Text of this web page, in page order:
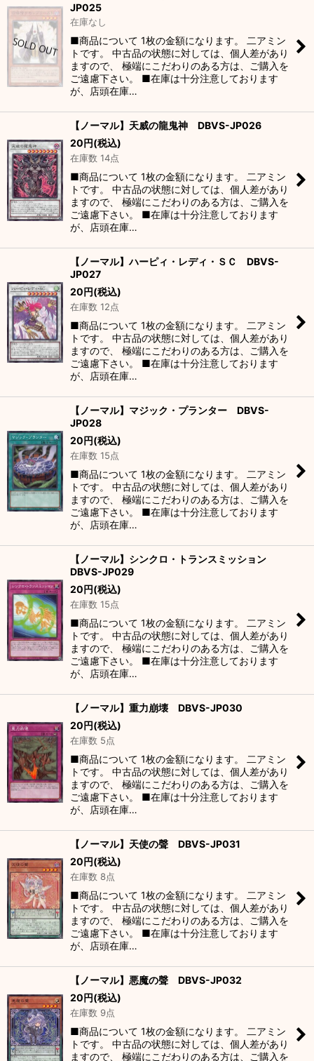
JP025
在庫なし
■商品について 1枚の金額になります。 二アミン
トです。 中古品の状態に対しては、個人差があり
ますので、 極端にこだわりのある方は、ご購入を
ご遠慮下さい。 ■在庫は十分注意しております
が、店頭在庫…
【ノーマル】天威の龍鬼神 DBVS-JP026
20円(税込)
在庫数 14点
■商品について 1枚の金額になります。 二アミン
トです。 中古品の状態に対しては、個人差があり
ますので、 極端にこだわりのある方は、ご購入を
ご遠慮下さい。 ■在庫は十分注意しております
が、店頭在庫…
【ノーマル】ハーピィ・レディ・ＳＣ DBVS-
JP027
20円(税込)
在庫数 12点
■商品について 1枚の金額になります。 二アミン
トです。 中古品の状態に対しては、個人差があり
ますので、 極端にこだわりのある方は、ご購入を
ご遠慮下さい。 ■在庫は十分注意しております
が、店頭在庫…
【ノーマル】マジック・プランター DBVS-
JP028
20円(税込)
在庫数 15点
■商品について 1枚の金額になります。 二アミン
トです。 中古品の状態に対しては、個人差があり
ますので、 極端にこだわりのある方は、ご購入を
ご遠慮下さい。 ■在庫は十分注意しております
が、店頭在庫…
【ノーマル】シンクロ・トランスミッション
DBVS-JP029
20円(税込)
在庫数 15点
■商品について 1枚の金額になります。 二アミン
トです。 中古品の状態に対しては、個人差があり
ますので、 極端にこだわりのある方は、ご購入を
ご遠慮下さい。 ■在庫は十分注意しております
が、店頭在庫…
【ノーマル】重力崩壊 DBVS-JP030
20円(税込)
在庫数 5点
■商品について 1枚の金額になります。 二アミン
トです。 中古品の状態に対しては、個人差があり
ますので、 極端にこだわりのある方は、ご購入を
ご遠慮下さい。 ■在庫は十分注意しております
が、店頭在庫…
【ノーマル】天使の聲 DBVS-JP031
20円(税込)
在庫数 8点
■商品について 1枚の金額になります。 二アミン
トです。 中古品の状態に対しては、個人差があり
ますので、 極端にこだわりのある方は、ご購入を
ご遠慮下さい。 ■在庫は十分注意しております
が、店頭在庫…
【ノーマル】悪魔の聲 DBVS-JP032
20円(税込)
在庫数 9点
■商品について 1枚の金額になります。 二アミン
トです。 中古品の状態に対しては、個人差があり
ますので、 極端にこだわりのある方は、ご購入を